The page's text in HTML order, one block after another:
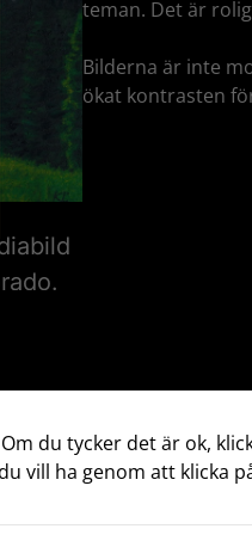
teman. Det är
Bilderna är inte
ökat kontrasten
du tycker det är ok,
vill ha genom att klicka